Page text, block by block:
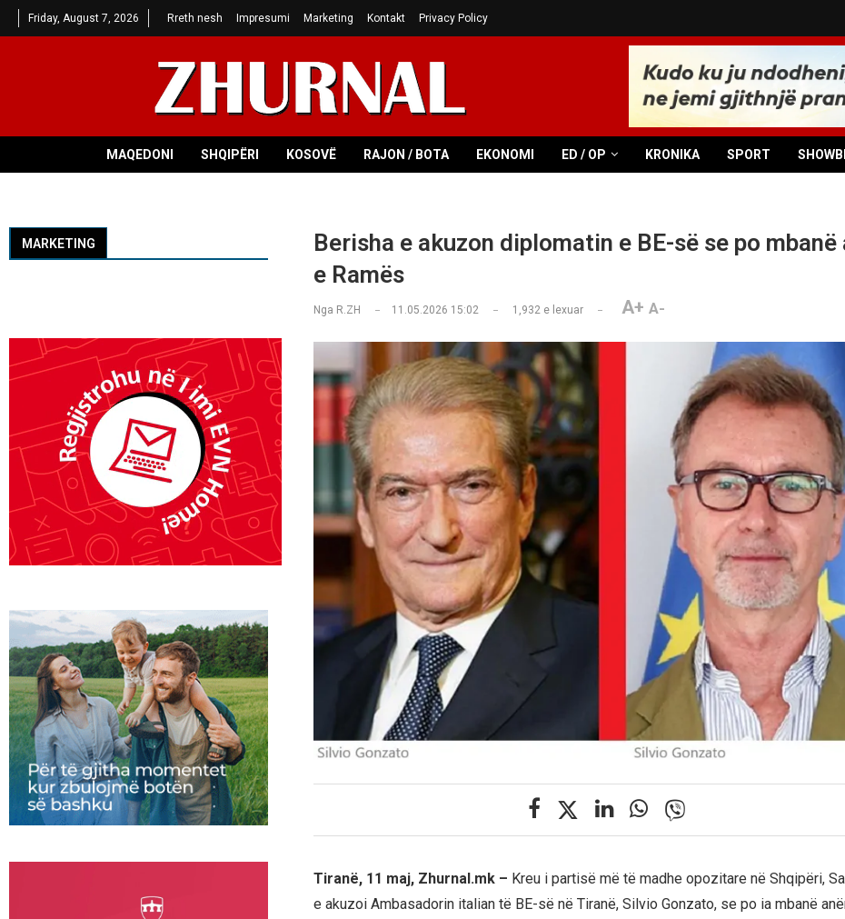
Friday, August 7, 2026 Rreth nesh Impresumi Marketing Kontakt Privacy Policy
MAQEDONI SHQIPËRI KOSOVË RAJON / BOTA EKONOMI ED / OP KRONIKA SPORT
Berisha e akuzon diplomatin e BE-së se po mbanë
e Ramës
Nga R.ZH 11.05.2026 15:02 1,932e lexuar A+ A-
Tiranë, 11 maj, Zhurnal.mk – Kreu i partisë më të madhe opozitare në Shqipëri,
e akuzoi Ambasadorin italian të BE-së në Tiranë, Silvio Gonzato, se po ia mbanë
MARKETING